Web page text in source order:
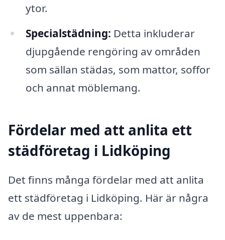
ytor.
Specialstädning: Detta inkluderar
djupgående rengöring av områden
som sällan städas, som mattor, soffor
och annat möblemang.
Fördelar med att anlita ett
städföretag i Lidköping
Det finns många fördelar med att anlita
ett städföretag i Lidköping. Här är några
av de mest uppenbara: